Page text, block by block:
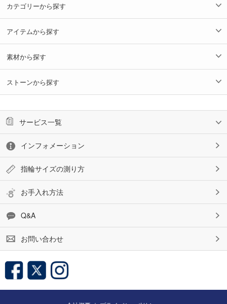
カテゴリーから探す
アイテムから探す
素材から探す
ストーンから探す
サービス一覧
インフォメーション
指輪サイズの測り方
お手入れ方法
Q&A
お問い合わせ